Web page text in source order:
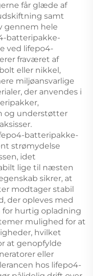
får glæde af
samt
gennem hele
batteripakke-
ved lifepo4-
fraværet af
eller nikkel,
miljøansvarlige
der anvendes i
og understøtter
batteripakke-
strømydelse
idet
lige til næsten
sikrer, at
modtager stabil
der opleves med
for hurtig opladning
mulighed for at
hvilket
at genopfylde
eller
hos lifepo4-